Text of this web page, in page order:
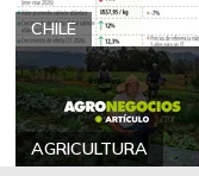
CHILE
AGRICULTURA